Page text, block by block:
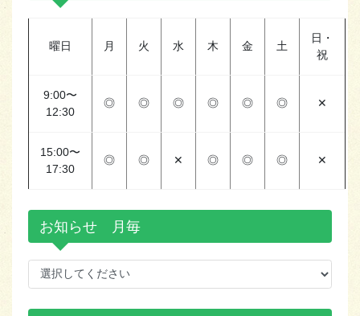
曜日 月 火 水 木 金 土
日・
祝
9:00〜
12:30
◎ ◎ ◎ ◎ ◎ ◎ ✕
15:00〜
17:30
◎ ◎ ✕ ◎ ◎ ◎ ✕
お知らせ 月毎